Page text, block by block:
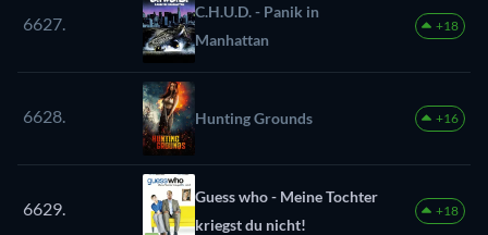
6627.
C.H.U.D. - Panik in
Manhattan
+18
6628. Hunting Grounds +16
6629.
Guess who - Meine Tochter
kriegst du nicht!
+18